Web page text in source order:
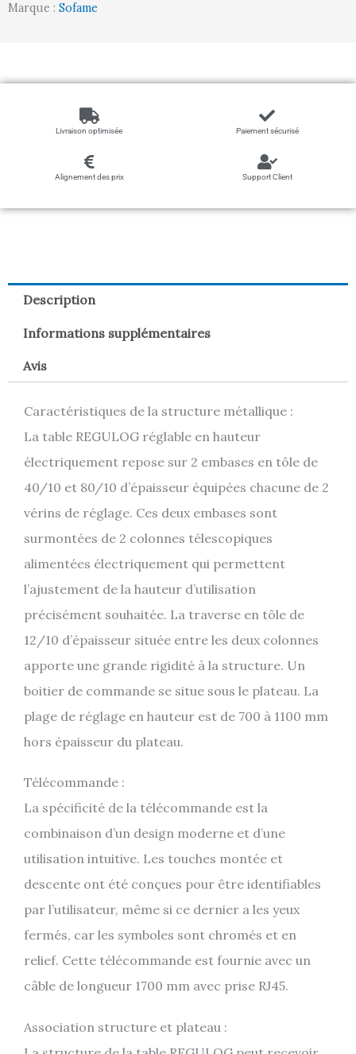
Marque : Sofame
Livraison optimisée Paiement sécurisé
Alignement des prix Support Client
Description
Informations supplémentaires
Avis
Caractéristiques de la structure métallique :
La table REGULOG réglable en hauteur
électriquement repose sur 2 embases en tôle de
40/10 et 80/10 d’épaisseur équipées chacune de 2
vérins de réglage. Ces deux embases sont
surmontées de 2 colonnes télescopiques
alimentées électriquement qui permettent
l’ajustement de la hauteur d’utilisation
précisément souhaitée. La traverse en tôle de
12/10 d’épaisseur située entre les deux colonnes
apporte une grande rigidité à la structure. Un
boitier de commande se situe sous le plateau. La
plage de réglage en hauteur est de 700 à 1100 mm
hors épaisseur du plateau.
Télécommande :
La spécificité de la télécommande est la
combinaison d’un design moderne et d’une
utilisation intuitive. Les touches montée et
descente ont été conçues pour être identifiables
par l’utilisateur, même si ce dernier a les yeux
fermés, car les symboles sont chromés et en
relief. Cette télécommande est fournie avec un
câble de longueur 1700 mm avec prise RJ45.
Association structure et plateau :